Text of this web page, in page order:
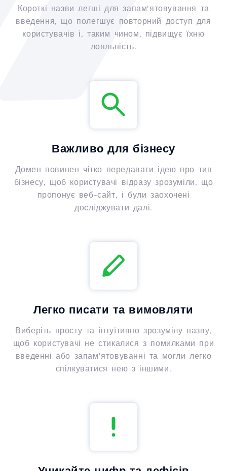
Короткі назви легші для запам'ятовування та
введення, що полегшує повторний доступ для
користувачів і, таким чином, підвищує їхню
лояльність.
Важливо для бізнесу
Домен повинен чітко передавати ідею про тип
бізнесу, щоб користувачі відразу зрозуміли, що
пропонує веб-сайт, і були заохочені
досліджувати далі.
Легко писати та вимовляти
Виберіть просту та інтуїтивно зрозумілу назву,
щоб користувачі не стикалися з помилками при
введенні або запам'ятовуванні та могли легко
спілкуватися нею з іншими.